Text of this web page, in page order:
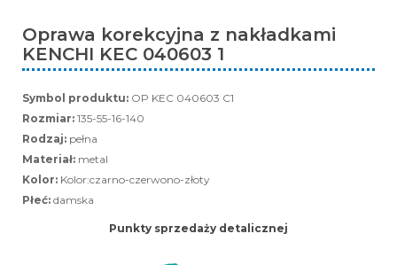
Oprawa korekcyjna z nakładkami
KENCHI KEC 040603 1
Symbol produktu: OP KEC 040603 C1
Rozmiar: 135-55-16-140
Rodzaj: pełna
Materiał: metal
Kolor: Kolor:czarno-czerwono-złoty
Płeć: damska
Punkty sprzedaży detalicznej